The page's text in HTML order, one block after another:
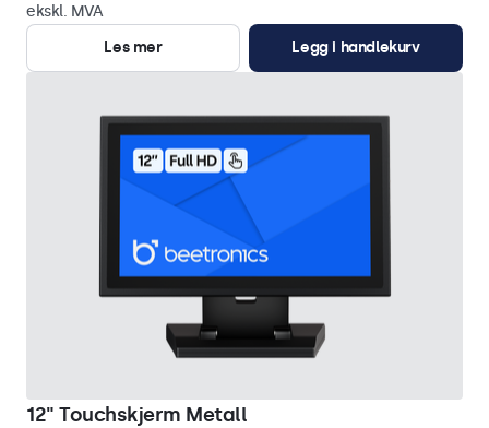
ekskl. MVA
Les mer
Legg i handlekurv
12" Touchskjerm Metall